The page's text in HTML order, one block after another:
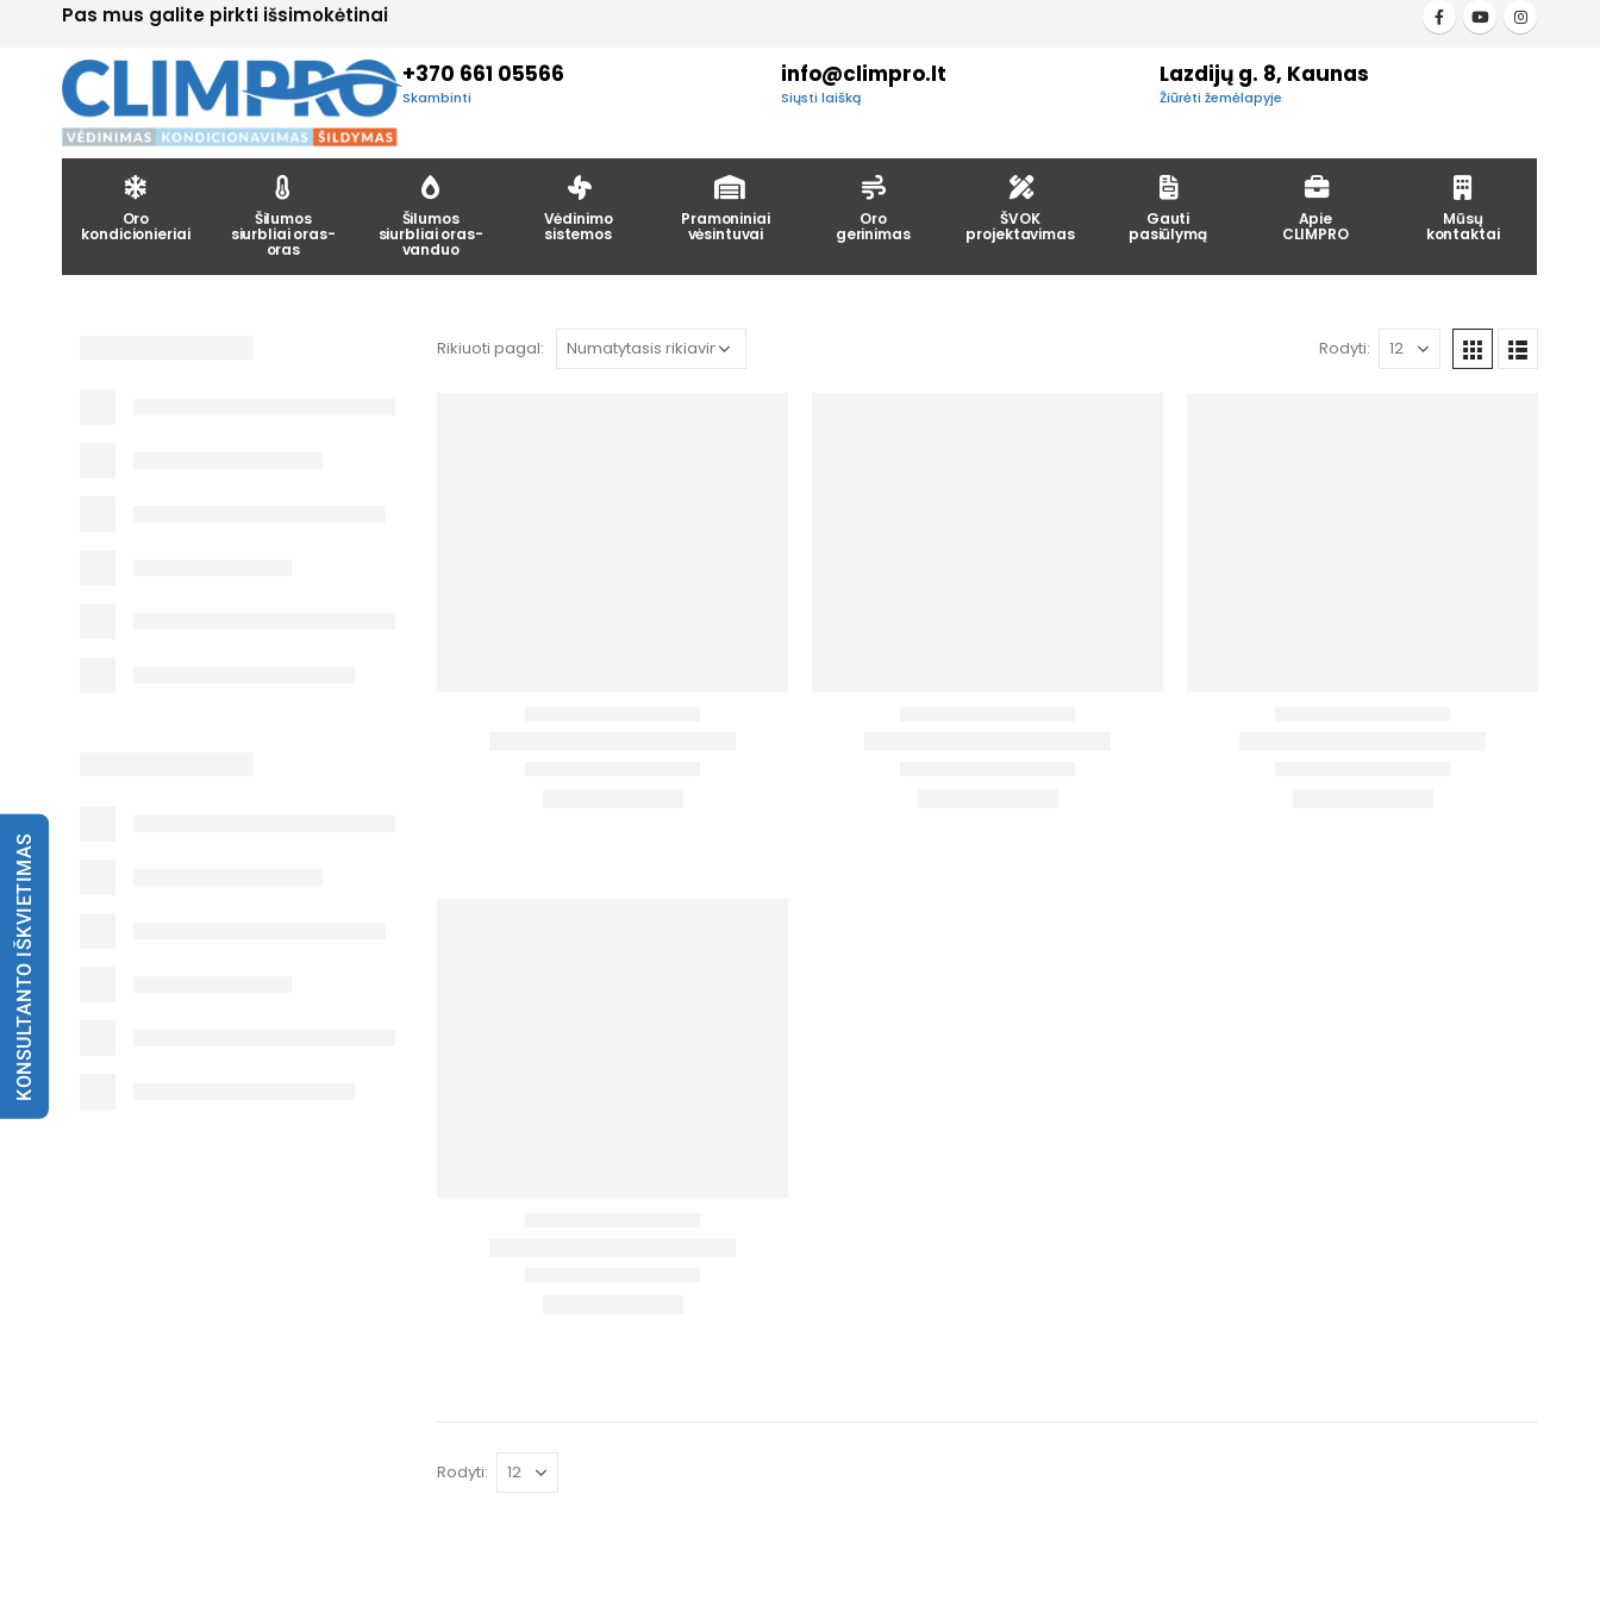
Pas mus galite pirkti išsimokėtinai
+370 661 05566
Skambinti
info@climpro.lt
Siųsti laišką
Lazdijų g. 8, Kaunas
Žiūrėti žemėlapyje
Oro
kondicionieriai
Šilumos
siurbliai oras-
oras
Šilumos
siurbliai oras-
vanduo
Vėdinimo
sistemos
Pramoniniai
vėsintuvai
Oro
gerinimas
ŠVOK
projektavimas
Gauti
pasiūlymą
Apie
CLIMPRO
Mūsų
kontaktai
Rikiuoti pagal: Rodyti:
Rodyti:
KONSULTANTO IŠKVIETIMAS